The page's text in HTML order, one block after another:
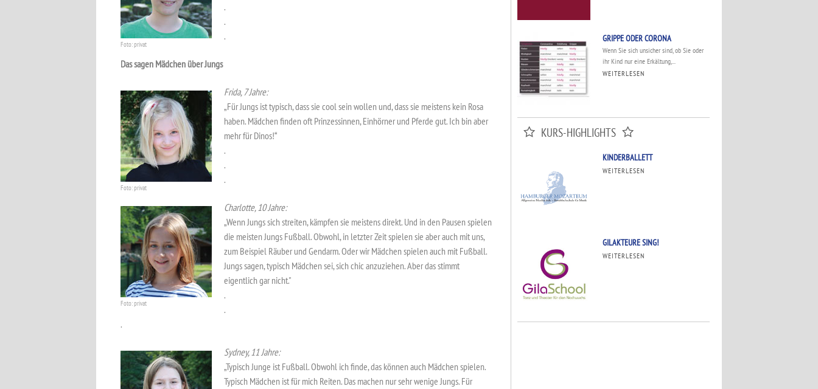
Foto: privat
.
.
.
Das sagen Mädchen über Jungs
Foto: privat
Frida, 7 Jahre:
„Für Jungs ist typisch, dass sie cool sein wollen und, dass sie meistens kein Rosa
haben. Mädchen finden oft Prinzessinnen, Einhörner und Pferde gut. Ich bin aber
mehr für Dinos!“
.
.
.
Foto: privat
Charlotte, 10 Jahre:
„Wenn Jungs sich streiten, kämpfen sie meistens direkt. Und in den Pausen spielen
die meisten Jungs Fußball. Obwohl, in letzter Zeit spielen sie aber auch mit uns,
zum Beispiel Räuber und Gendarm. Oder wir Mädchen spielen auch mit Fußball.
Jungs sagen, typisch Mädchen sei, sich chic anzuziehen. Aber das stimmt
eigentlich gar nicht."
.
.
.
Sydney, 11 Jahre:
„Typisch Junge ist Fußball. Obwohl ich finde, das können auch Mädchen spielen.
Typisch Mädchen ist für mich Reiten. Das machen nur sehr wenige Jungs. Für
GRIPPE ODER CORONA
Wenn Sie sich unsicher sind, ob Sie oder
ihr Kind nur eine Erkältung,...
WEITERLESEN
KURS-HIGHLIGHTS
KINDERBALLETT
WEITERLESEN
GILAKTEURE SING!
WEITERLESEN